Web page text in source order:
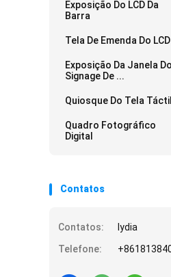
Exposição Do LCD Da
Barra
Tela De Emenda Do LCD
Exposição Da Janela Do
Signage De ...
Quiosque Do Tela Táctil
Quadro Fotográfico
Digital
Contatos
Contatos:
lydia
Telefone: